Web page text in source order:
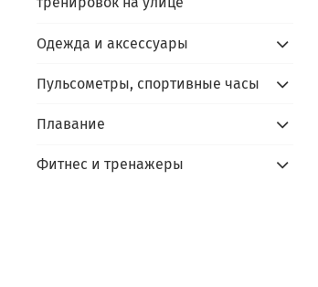
Одежда и аксессуары
Пульсометры, спортивные часы
Плавание
Фитнес и тренажеры